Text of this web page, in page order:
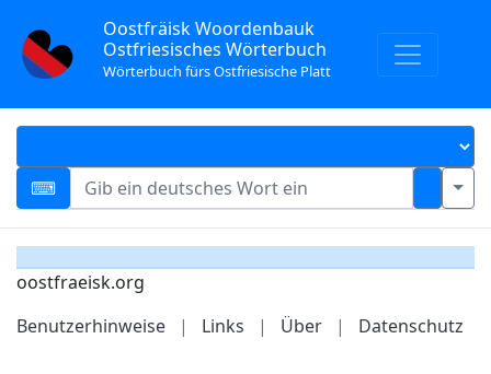
Oostfräisk Woordenbauk
Ostfriesisches Wörterbuch
Wörterbuch fürs Ostfriesische Platt
oostfraeisk.org
Benutzerhinweise
| Links | Über | Datenschutz